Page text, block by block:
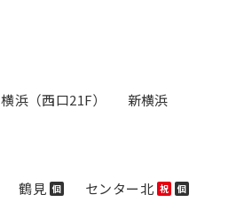
横浜（西口21F）
新横浜
鶴見 個 センター北 祝 個